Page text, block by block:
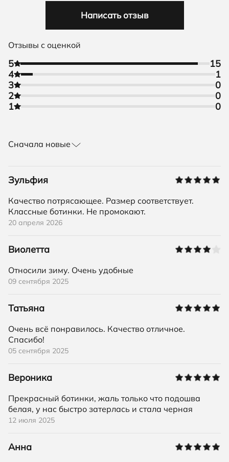
Написать отзыв
Отзывы с оценкой
5
15
4
1
3
0
2
0
1
0
Сначала новые
Зульфия
Качество потрясающее. Размер соответствует.
Классные ботинки. Не промокают.
20 апреля 2026
Виолетта
Относили зиму. Очень удобные
09 сентября 2025
Татьяна
Очень всё понравилось. Качество отличное.
Спасибо!
05 сентября 2025
Вероника
Прекрасный ботинки, жаль только что подошва
белая, у нас быстро затерлась и стала черная
12 июля 2025
Анна